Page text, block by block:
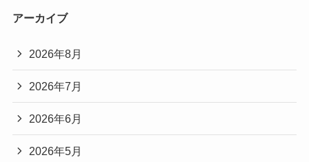
アーカイブ
2026年8月
2026年7月
2026年6月
2026年5月